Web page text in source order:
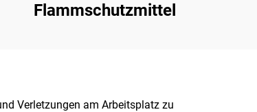
Flammschutzmittel
Verletzungen am Arbeitsplatz zu